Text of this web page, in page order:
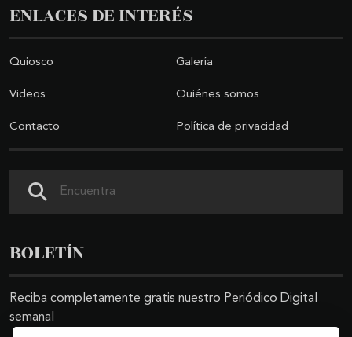
ENLACES DE INTERÉS
Quiosco Galería
Videos Quiénes somos
Contacto Política de privacidad
BOLETÍN
Reciba completamente gratis nuestro Periódico Digital
semanal